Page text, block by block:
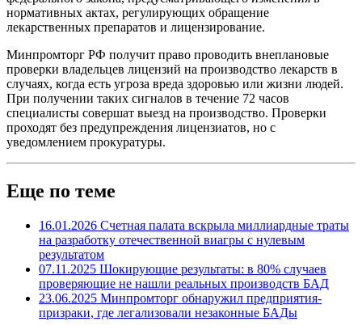
нормативных актах, регулирующих обращение
лекарственных препаратов и лицензирование.
Минпромторг РФ получит право проводить внеплановые
проверки владельцев лицензий на производство лекарств в
случаях, когда есть угроза вреда здоровью или жизни людей.
При получении таких сигналов в течение 72 часов
специалисты совершат выезд на производство. Проверки
проходят без предупреждения лицензиатов, но с
уведомлением прокуратуры.
Еще по теме
16.01.2026 Счетная палата вскрыла миллиардные траты
на разработку отечественной виагры с нулевым
результатом
07.11.2025 Шокирующие результаты: в 80% случаев
проверяющие не нашли реальных производств БАД
23.06.2025 Минпромторг обнаружил предприятия-
призраки, где легализовали незаконные БАДы